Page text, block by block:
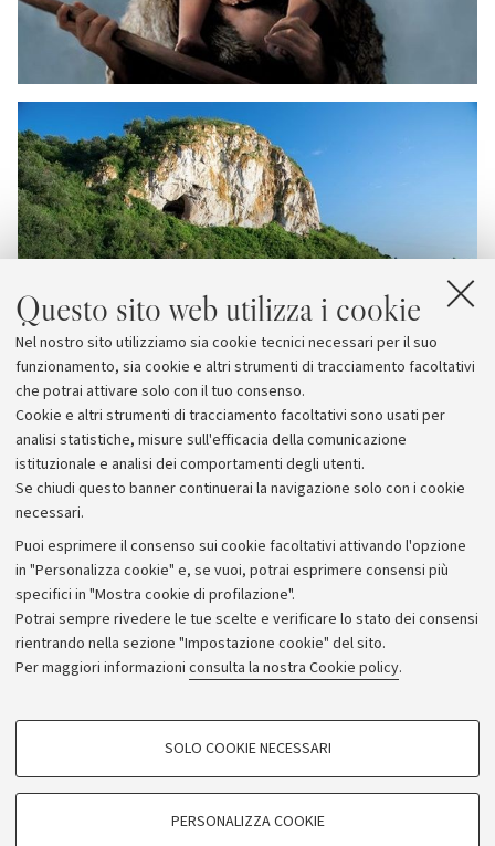
Questo sito web utilizza i cookie
Nel nostro sito utilizziamo sia cookie tecnici necessari per il suo
funzionamento, sia cookie e altri strumenti di tracciamento facoltativi
che potrai attivare solo con il tuo consenso.
Cookie e altri strumenti di tracciamento facoltativi sono usati per
analisi statistiche, misure sull'efficacia della comunicazione
istituzionale e analisi dei comportamenti degli utenti.
Se chiudi questo banner continuerai la navigazione solo con i cookie
necessari.
Puoi esprimere il consenso sui cookie facoltativi attivando l'opzione
in "Personalizza cookie" e, se vuoi, potrai esprimere consensi più
specifici in "Mostra cookie di profilazione".
Potrai sempre rivedere le tue scelte e verificare lo stato dei consensi
rientrando nella sezione "Impostazione cookie" del sito.
Per maggiori informazioni consulta la nostra Cookie policy.
COOKIE DI PROFILAZIONE - FACOLTATIVI
SOLO COOKIE NECESSARI
PERSONALIZZA COOKIE
Archivio
Comunicati stampa
Redazione
Rassegna stampa
© Copyright 2026 - ALMA MATER STUDIORUM - Università di